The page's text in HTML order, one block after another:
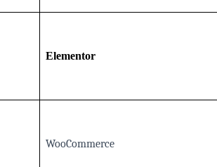
Elementor
WooCommerce